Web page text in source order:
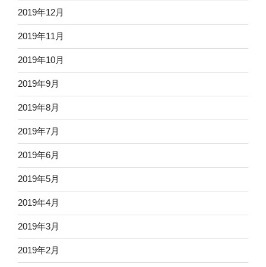
2019年12月
2019年11月
2019年10月
2019年9月
2019年8月
2019年7月
2019年6月
2019年5月
2019年4月
2019年3月
2019年2月